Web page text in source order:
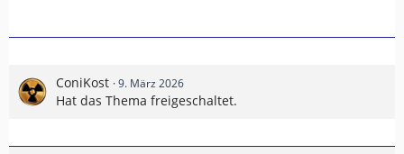
ConiKost 9. März 2026
Hat das Thema freigeschaltet.